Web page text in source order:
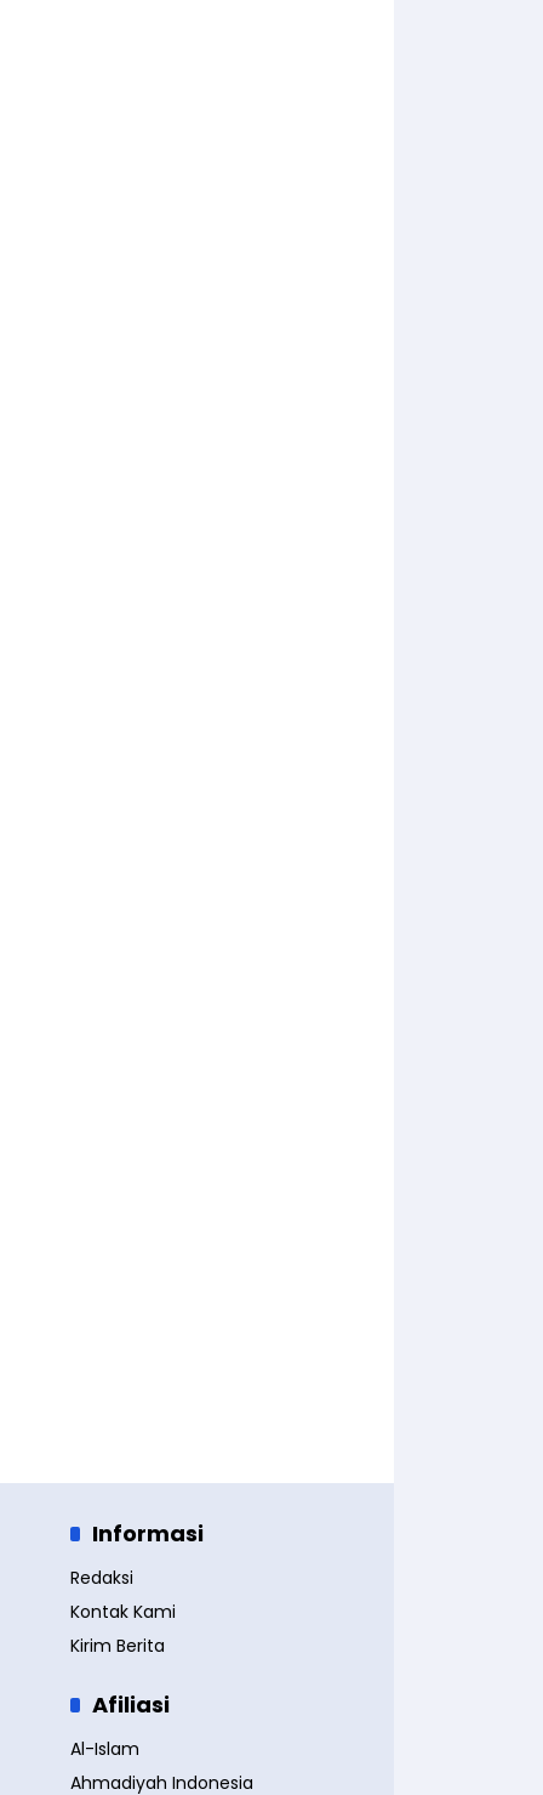
Informasi
Redaksi
Kontak Kami
Kirim Berita
Afiliasi
Al-Islam
Ahmadiyah Indonesia